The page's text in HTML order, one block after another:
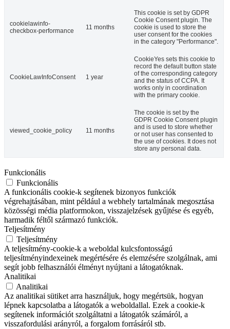
cookielawinfo-
checkbox-performance
11 months
This cookie is set by GDPR
Cookie Consent plugin. The
cookie is used to store the
user consent for the cookies
in the category "Performance".
CookieLawInfoConsent 1 year
CookieYes sets this cookie to
record the default button state
of the corresponding category
and the status of CCPA. It
works only in coordination
with the primary cookie.
viewed_cookie_policy 11 months
The cookie is set by the
GDPR Cookie Consent plugin
and is used to store whether
or not user has consented to
the use of cookies. It does not
store any personal data.
Funkcionális
Funkcionális
A funkcionális cookie-k segítenek bizonyos funkciók
végrehajtásában, mint például a webhely tartalmának megosztása
közösségi média platformokon, visszajelzések gyűjtése és egyéb,
harmadik féltől származó funkciók.
Teljesítmény
Teljesítmény
A teljesítmény-cookie-k a weboldal kulcsfontosságú
teljesítményindexeinek megértésére és elemzésére szolgálnak, ami
segít jobb felhasználói élményt nyújtani a látogatóknak.
Analitikai
Analitikai
Az analitikai sütiket arra használjuk, hogy megértsük, hogyan
lépnek kapcsolatba a látogatók a weboldallal. Ezek a cookie-k
segítenek információt szolgáltatni a látogatók számáról, a
visszafordulási arányról, a forgalom forrásáról stb.